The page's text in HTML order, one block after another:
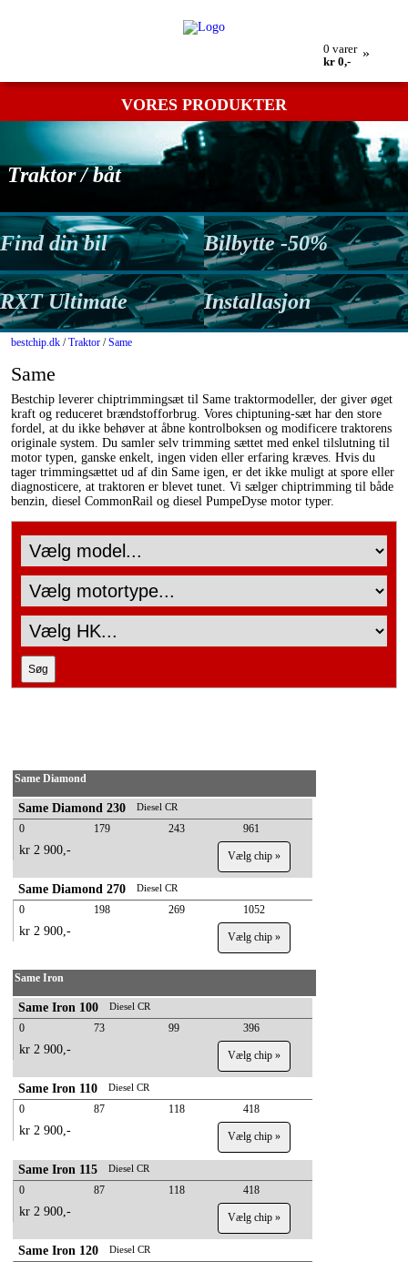
0 varer
kr 0,-
»
VORES PRODUKTER
Traktor / båt
Find din bil Bilbytte -50%
RXT Ultimate Installasjon
bestchip.dk /Traktor /Same
Same
Bestchip leverer chiptrimmingsæt til Same traktormodeller, der giver øget
kraft og reduceret brændstofforbrug. Vores chiptuning-sæt har den store
fordel, at du ikke behøver at åbne kontrolboksen og modificere traktorens
originale system. Du samler selv trimming sættet med enkel tilslutning til
motor typen, ganske enkelt, ingen viden eller erfaring kræves. Hvis du
tager trimmingsættet ud af din Same igen, er det ikke muligt at spore eller
diagnosticere, at traktoren er blevet tunet. Vi sælger chiptrimming til både
benzin, diesel CommonRail og diesel PumpeDyse motor typer.
Same Diamond
Same Diamond 230 Diesel CR
0 179 243 961
kr 2 900,- Vælg chip »
Same Diamond 270 Diesel CR
0 198 269 1052
kr 2 900,- Vælg chip »
Same Iron
Same Iron 100 Diesel CR
0 73 99 396
kr 2 900,- Vælg chip »
Same Iron 110 Diesel CR
0 87 118 418
kr 2 900,- Vælg chip »
Same Iron 115 Diesel CR
0 87 118 418
kr 2 900,- Vælg chip »
Same Iron 120 Diesel CR